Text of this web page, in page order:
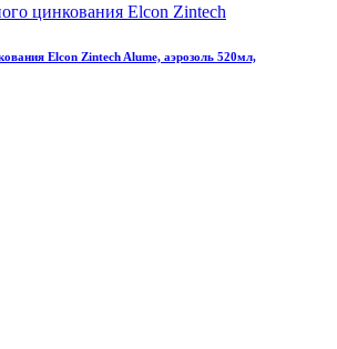
цинкования Elcon Zintech
Elcon Zintech Alume, аэрозоль 520мл,